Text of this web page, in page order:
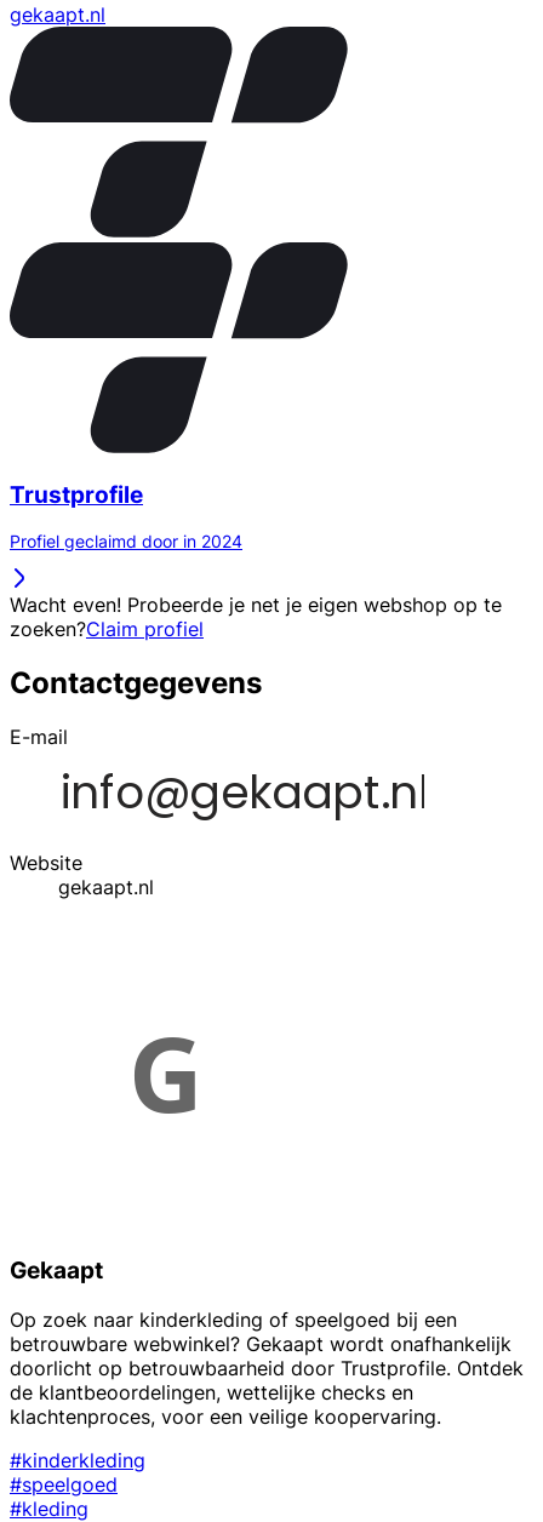
gekaapt.nl
Trustprofile
Profiel geclaimd door in 2024
Wacht even! Probeerde je net je eigen webshop op te
zoeken?Claim profiel
Contactgegevens
E-mail
Website
gekaapt.nl
Gekaapt
Op zoek naar kinderkleding of speelgoed bij een
betrouwbare webwinkel? Gekaapt wordt onafhankelijk
doorlicht op betrouwbaarheid door Trustprofile. Ontdek
de klantbeoordelingen, wettelijke checks en
klachtenproces, voor een veilige koopervaring.
#kinderkleding
#speelgoed
#kleding